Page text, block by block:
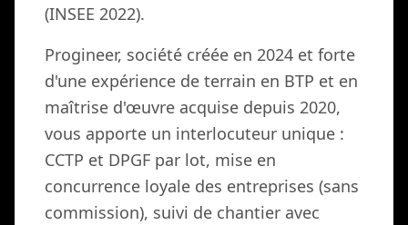
(INSEE 2022).
Progineer, société créée en 2024 et forte
d'une expérience de terrain en BTP et en
maîtrise d'œuvre acquise depuis 2020,
vous apporte un interlocuteur unique :
CCTP et DPGF par lot, mise en
concurrence loyale des entreprises (sans
commission), suivi de chantier avec